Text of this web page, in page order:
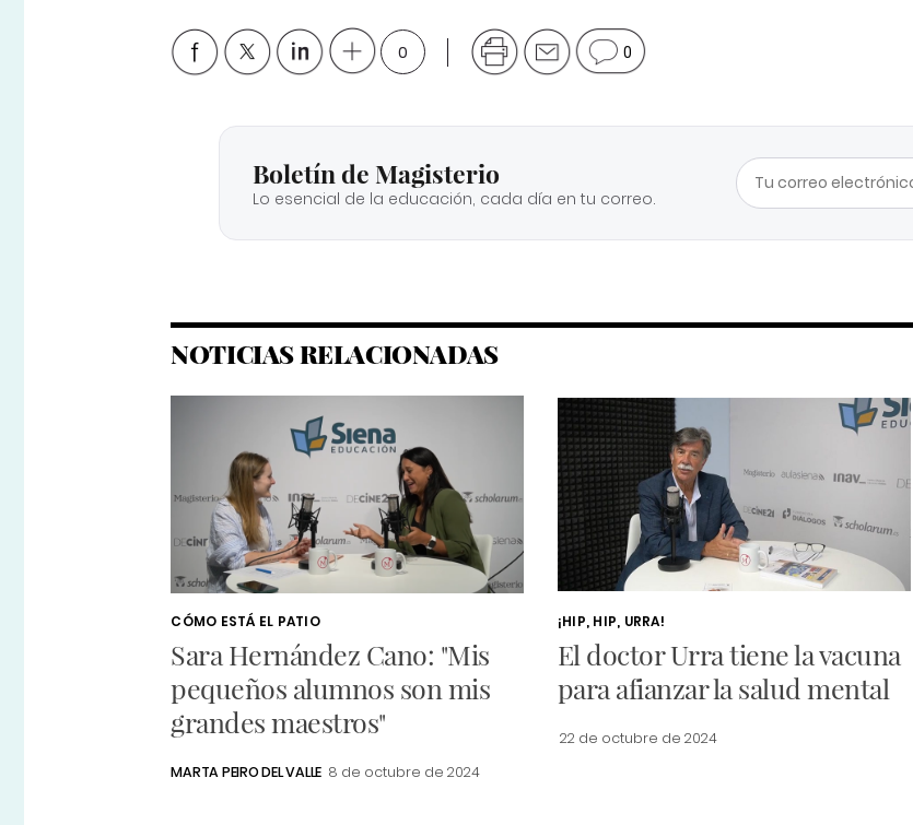
0 0
Boletín de Magisterio
Lo esencial de la educación, cada día en tu correo.
NOTICIAS RELACIONADAS
CÓMO ESTÁ EL PATIO
Sara Hernández Cano: "Mis
pequeños alumnos son mis
grandes maestros"
MARTA PEIRO DEL VALLE 8 de octubre de 2024
¡HIP, HIP, URRA!
El doctor Urra tiene la vacuna
para afianzar la salud mental
22 de octubre de 2024